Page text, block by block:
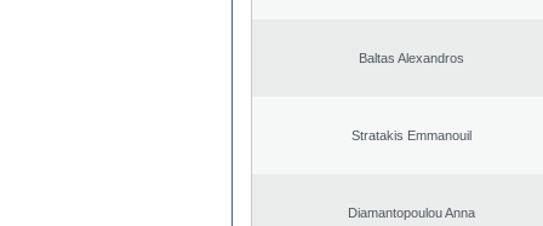
Baltas Alexandros
Stratakis Emmanouil
Diamantopoulou Anna